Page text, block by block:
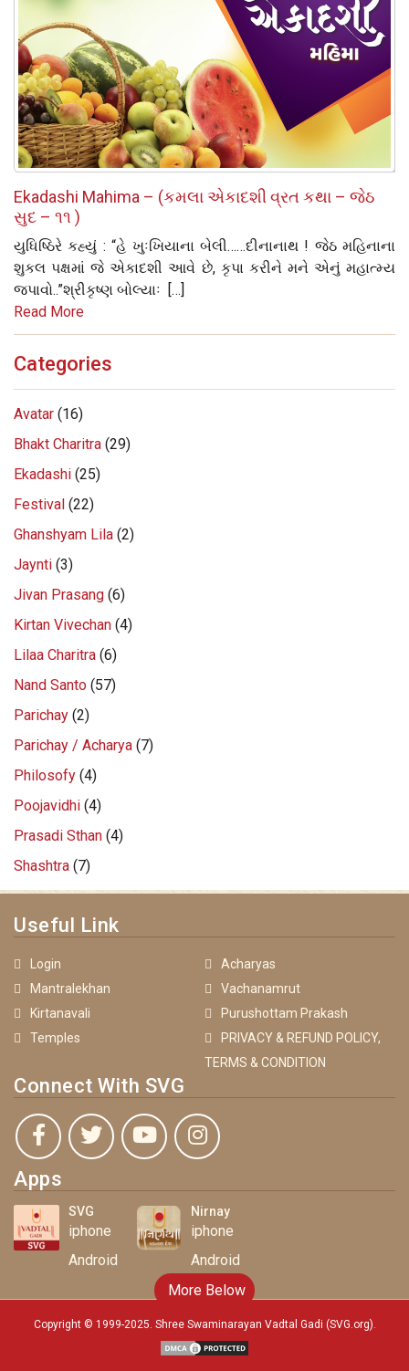
Ekadashi Mahima – (કમલા એકાદશી વ્રત કથા – જેઠ
સુદ – ૧૧ )
યુધિષ્ઠિરે કહ્યું : “હે ખુઃખિયાના બેલી……દીનાનાથ ! જેઠ મહિનાના
શુકલ પક્ષમાં જે એકાદશી આવે છે, કૃપા કરીને મને એનું મહાત્‍મ્‍ય
જપાવો..”શ્રીકૃષ્‍ણ બોલ્‍યાઃ […]
Read More
Categories
Avatar (16)
Bhakt Charitra (29)
Ekadashi (25)
Festival (22)
Ghanshyam Lila (2)
Jaynti (3)
Jivan Prasang (6)
Kirtan Vivechan (4)
Lilaa Charitra (6)
Nand Santo (57)
Parichay (2)
Parichay / Acharya (7)
Philosofy (4)
Poojavidhi (4)
Prasadi Sthan (4)
Shashtra (7)
Useful Link
Login
Acharyas
Mantralekhan
Vachanamrut
Kirtanavali
Purushottam Prakash
Temples
PRIVACY & REFUND POLICY,
TERMS & CONDITION
Connect With SVG
Apps
SVG
iphone
Android
Nirnay
iphone
Android
Copyright © 1999-2025. Shree Swaminarayan Vadtal Gadi (SVG.org)
More Below